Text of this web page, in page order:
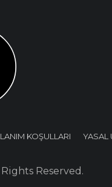
KOŞULLARI YASAL
Reserved.